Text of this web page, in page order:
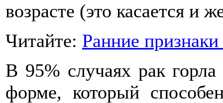
возрасте (это касается и
Читайте: Ранние признаки
В 95% случаях рак горла
форме, который